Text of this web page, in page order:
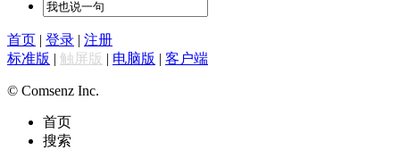
首页 | 登录 | 注册
标准版 | 触屏版 | 电脑版 | 客户端
© Comsenz Inc.
首页
搜索